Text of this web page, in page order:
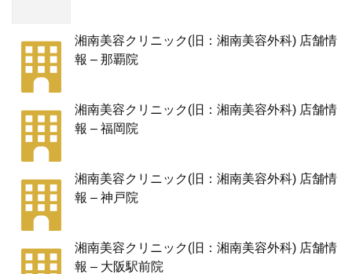
湘南美容クリニック(旧：湘南美容外科) 店舗情
報 – 那覇院
湘南美容クリニック(旧：湘南美容外科) 店舗情
報 – 福岡院
湘南美容クリニック(旧：湘南美容外科) 店舗情
報 – 神戸院
湘南美容クリニック(旧：湘南美容外科) 店舗情
報 – 大阪駅前院